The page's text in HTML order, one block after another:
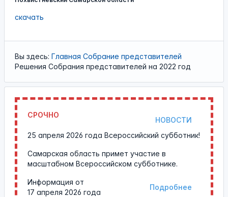
скачать
Вы здесь: Главная Собрание представителей
Решения Собрания представителей на 2022 год
СРОЧНО
НОВОСТИ
25 апреля 2026 года Всероссийский субботник!
Самарская область примет участие в
масштабном Всероссийском субботнике.
Подробнее
Информация от
17 апреля 2026 года